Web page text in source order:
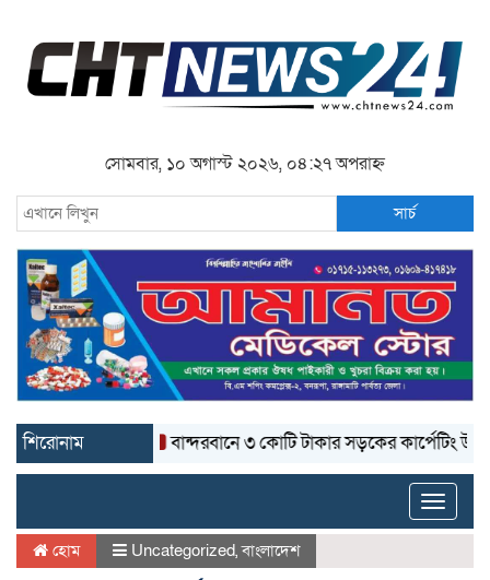
সোমবার, ১০ অগাস্ট ২০২৬, ০৪:২৭ অপরাহ্ন
সার্চ
শিরোনাম বান্দরবানে ৩ কোটি টাকার সড়কের কার্পেটিং উঠে যাচ্ছে
Toggle
হোম Uncategorized,বাংলাদেশ